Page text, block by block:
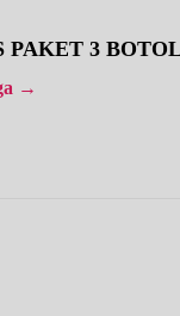
PAKET 3
→